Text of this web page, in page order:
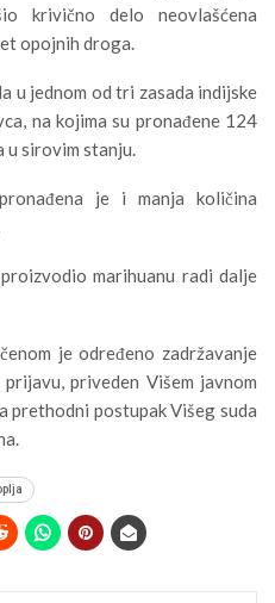
krivično delo neovlašćena
opojnih droga.
u jednom od tri zasada indijske
na kojima su pronađene 124
u sirovim stanju.
je i manja količina
marihuanu radi dalje
je određeno zadržavanje
priveden Višem javnom
prethodni postupak Višeg suda